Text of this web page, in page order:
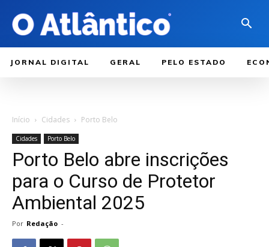
JORNAL DIGITAL GERAL PELO ESTADO
Início Cidades Porto Belo
Cidades Porto Belo
Porto Belo abre inscrições
para o Curso de Protetor
Ambiental 2025
Por Redação -